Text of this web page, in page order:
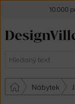
Hledat
Nábytek
10.000